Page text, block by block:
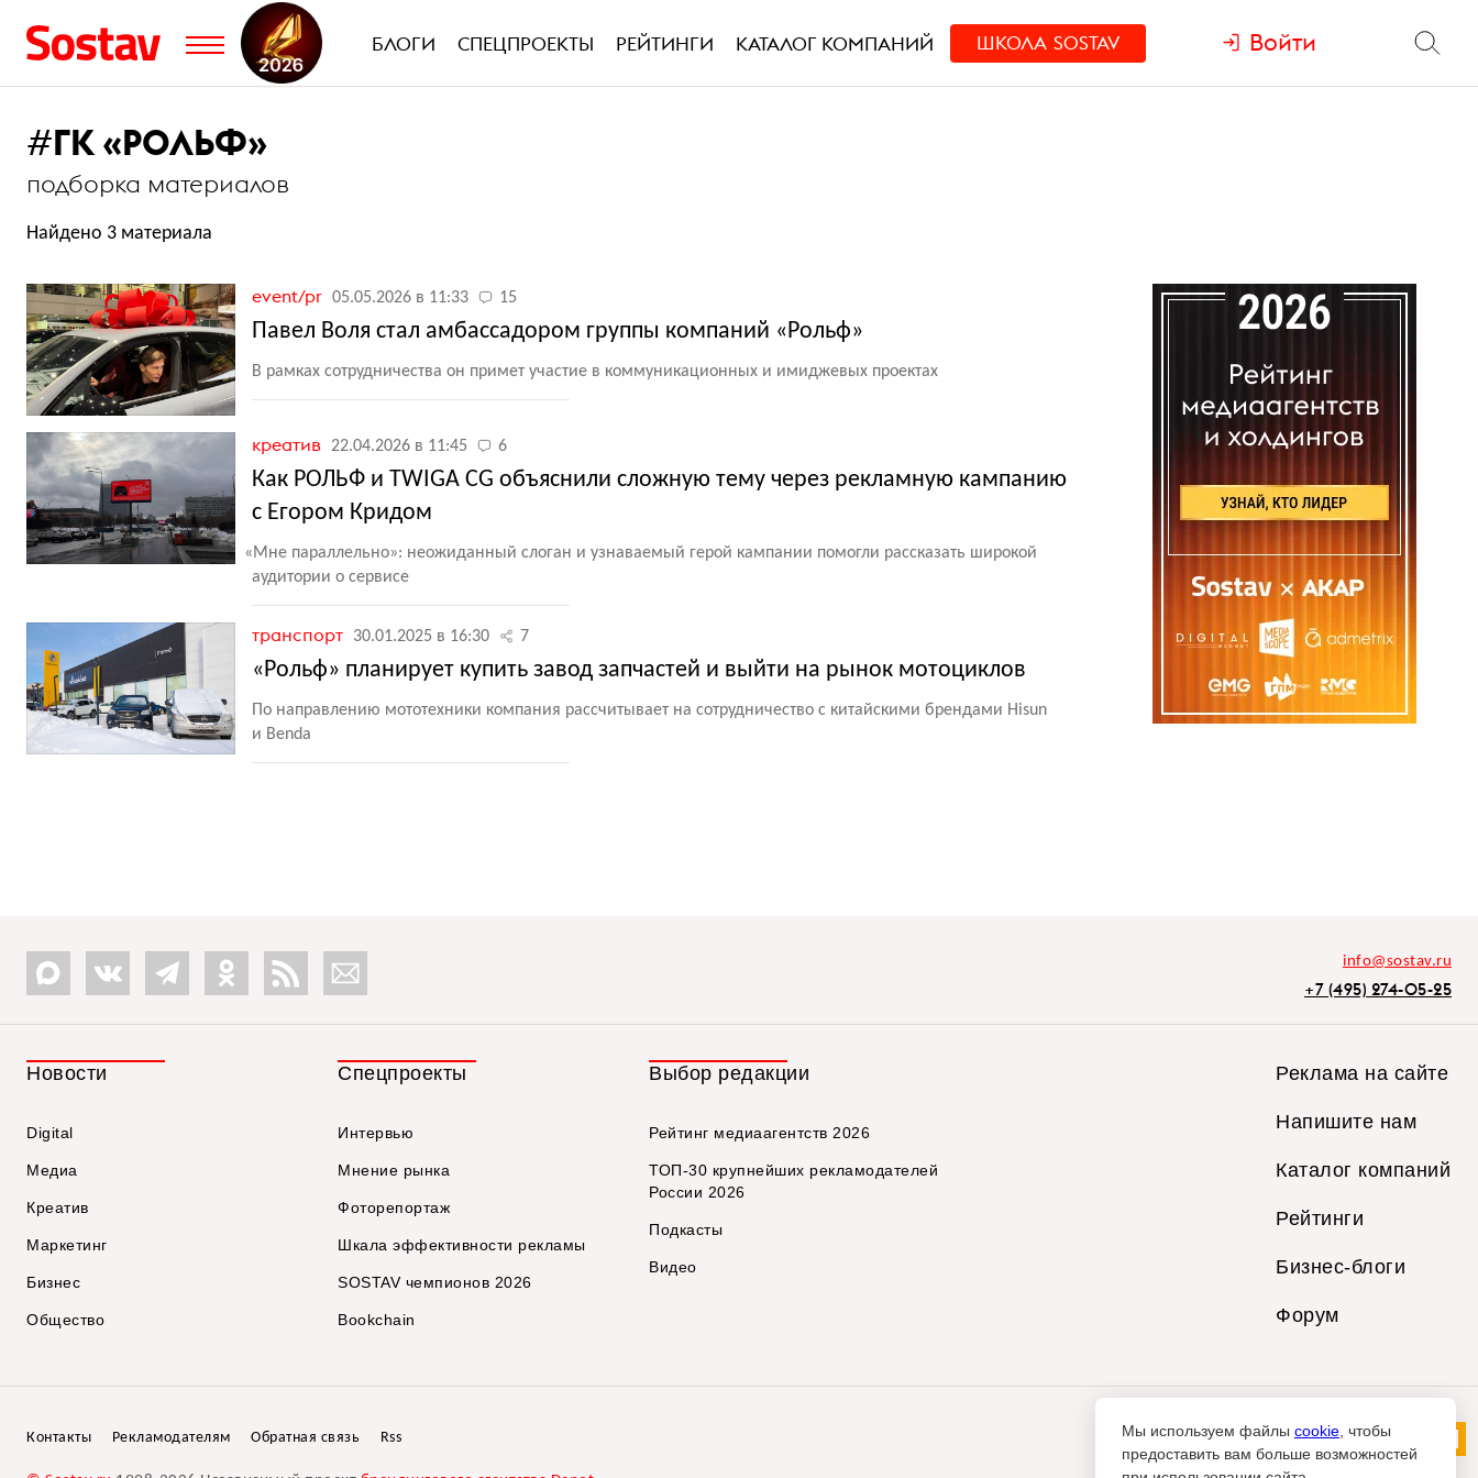
БЛОГИ СПЕЦПРОЕКТЫ РЕЙТИНГИ КАТАЛОГ КОМПАНИЙ ШКОЛА SOSTAV Войти
#ГК «РОЛЬФ»
подборка материалов
Найдено 3 материала
event/pr 05.05.2026 в 11:33 15
Павел Воля стал амбассадором группы компаний «Рольф»
В рамках сотрудничества он примет участие в коммуникационных и имиджевых проектах
креатив 22.04.2026 в 11:45 6
Как РОЛЬФ и TWIGA CG объяснили сложную тему через рекламную кампанию
с Егором Кридом
«Мне параллельно»: неожиданный слоган и узнаваемый герой кампании помогли рассказать широкой
аудитории о сервисе
транспорт 30.01.2025 в 16:30 7
«Рольф» планирует купить завод запчастей и выйти на рынок мотоциклов
По направлению мототехники компания рассчитывает на сотрудничество с китайскими брендами Hisun
и Benda
info@sostav.ru
+7 (495) 274-05-25
Новости
Digital
Медиа
Креатив
Маркетинг
Бизнес
Общество
Спецпроекты
Интервью
Мнение рынка
Фоторепортаж
Шкала эффективности рекламы
SOSTAV чемпионов 2026
Bookchain
Выбор редакции
Рейтинг медиаагентств 2026
ТОП-30 крупнейших рекламодателей
России 2026
Подкасты
Видео
Реклама на сайте
Напишите нам
Каталог компаний
Рейтинги
Бизнес-блоги
Форум
Контакты Рекламодателям Обратная связь Rss Мы используем файлы cookie , чтобы
предоставить вам больше возможностей